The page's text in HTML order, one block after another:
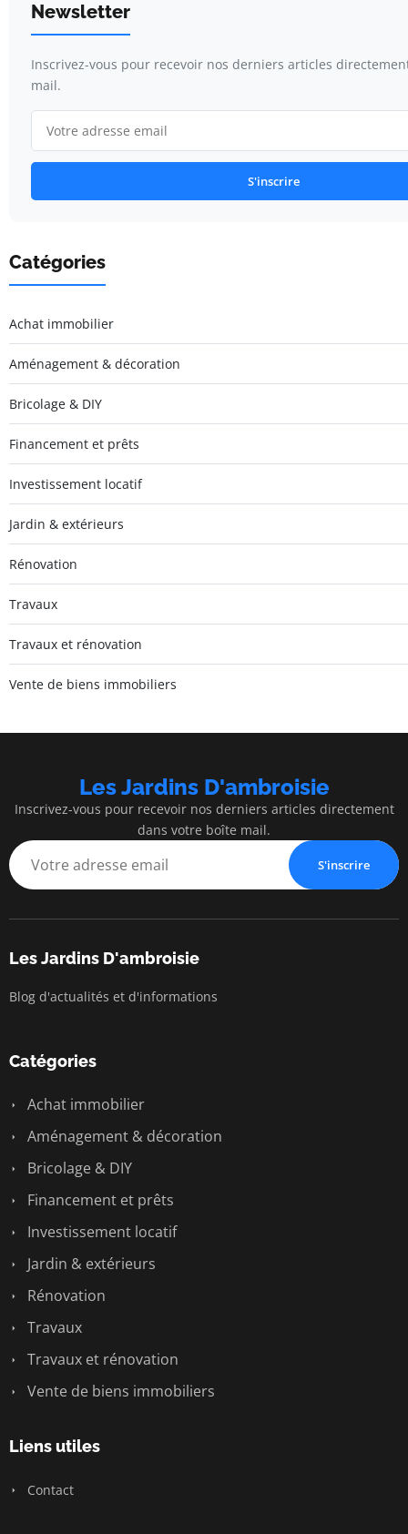
Newsletter
Inscrivez-vous pour recevoir nos derniers articles
mail.
S'inscrire
Catégories
Achat immobilier
Aménagement & décoration
Bricolage & DIY
Financement et prêts
Investissement locatif
Jardin & extérieurs
Rénovation
Travaux
Travaux et rénovation
Vente de biens immobiliers
Les Jardins D'ambroisie
Inscrivez-vous pour recevoir nos derniers articles directement
dans votre boîte mail.
S'inscrire
Les Jardins D'ambroisie
Blog d'actualités et d'informations
Catégories
Achat immobilier
Aménagement & décoration
Bricolage & DIY
Financement et prêts
Investissement locatif
Jardin & extérieurs
Rénovation
Travaux
Travaux et rénovation
Vente de biens immobiliers
Liens utiles
Contact